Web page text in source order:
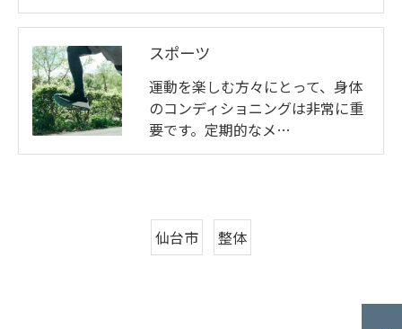
スポーツ
運動を楽しむ方々にとって、身体
のコンディショニングは非常に重
要です。定期的なメ…
仙台市 整体